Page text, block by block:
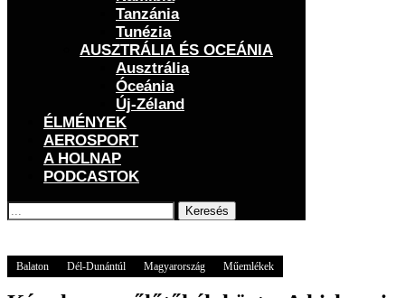
Tanzánia
Tunézia
AUSZTRÁLIA ÉS OCEÁNIA
Ausztrália
Óceánia
Új-Zéland
ÉLMÉNYEK
AEROSPORT
A HOLNAP
PODCASTOK
Keresés
Balaton Dél-Dunántúl Magyarország Műemlékek